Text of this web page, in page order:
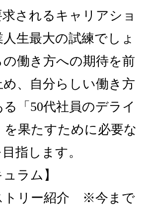
されるキャリアショ
生最大の試練でしょ
の働き方への期待を前
、自分らしい働き方
「50代社員のデライ
を果たすために必要な
指します。
ラム】
トリー紹介 ※今まで